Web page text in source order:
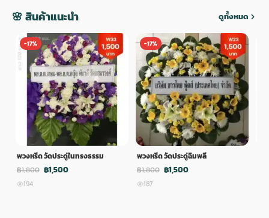
🌸 สินค้าแนะนำ ดูทั้งหมด
-17%
พวงหรีด วัดประดู่ในทรงธรรม
฿1,800 ฿1,500
194
-17%
พวงหรีด วัดประดู่ฉิมพลี
฿1,800 ฿1,500
187